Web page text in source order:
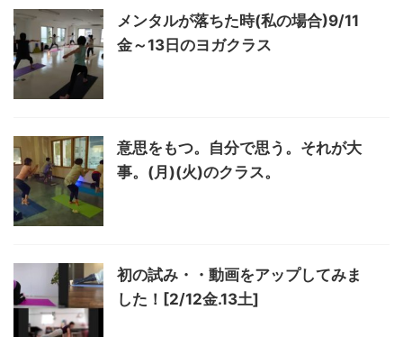
メンタルが落ちた時(私の場合)9/11
金～13日のヨガクラス
意思をもつ。自分で思う。それが大
事。(月)(火)のクラス。
初の試み・・動画をアップしてみま
した！[2/12金.13土]